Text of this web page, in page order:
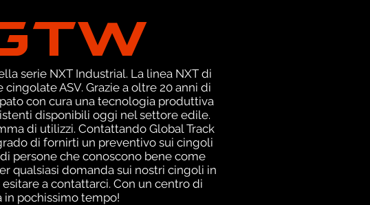
serie NXT Industrial. La linea NXT di
ASV. Grazie a oltre 20 anni di
con cura una tecnologia produttiva
disponibili oggi nel settore edile.
di utilizzi. Contattando Global Track
di fornirti un preventivo sui cingoli
persone che conoscono bene come
qualsiasi domanda sui nostri cingoli in
a contattarci. Con un centro di
pochissimo tempo!